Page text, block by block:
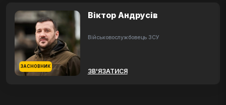
ЗАСНОВНИК
Віктор Андрусів
Військовослужбовець ЗСУ
ЗВ'ЯЗАТИСЯ